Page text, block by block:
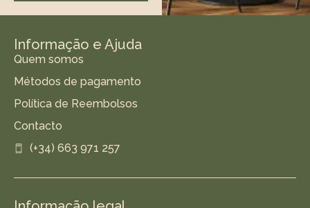
Informação e Ajuda
Quem somos
Métodos de pagamento
Política de Reembolsos
Contacto
(+34) 663 971 257